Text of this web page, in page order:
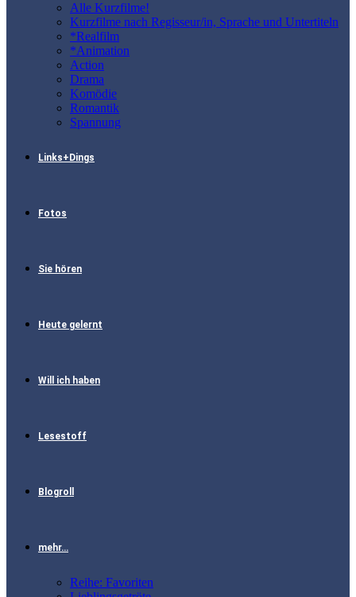
Alle Kurzfilme!
Kurzfilme nach Regisseur/in, Sprache und Untertiteln
*Realfilm
*Animation
Action
Drama
Komödie
Romantik
Spannung
Links+Dings
Fotos
Sie hören
Heute gelernt
Will ich haben
Lesestoff
Blogroll
mehr…
Reihe: Favoriten